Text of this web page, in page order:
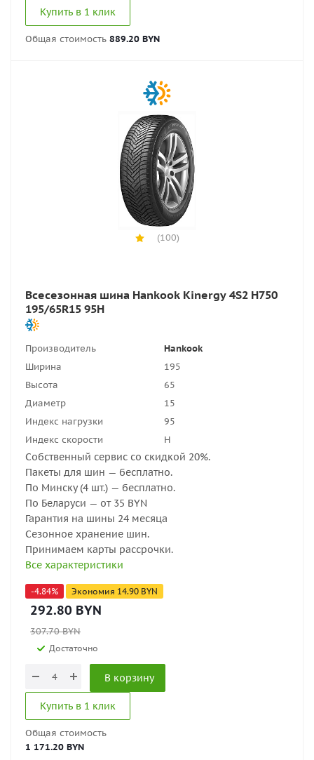
Купить в 1 клик
Общая стоимость 889.20 BYN
(100)
Всесезонная шина Hankook Kinergy 4S2 H750
195/65R15 95H
Производитель
Hankook
Ширина
195
Высота
65
Диаметр
15
Индекс нагрузки
95
Индекс скорости
H
Собственный сервис со скидкой 20%.
Пакеты для шин — бесплатно.
По Минску (4 шт.) — бесплатно.
По Беларуси — от 35 BYN
Гарантия на шины 24 месяца
Сезонное хранение шин.
Принимаем карты рассрочки.
Все характеристики
-4.84% Экономия 14.90 BYN
292.80 BYN
307.70BYN
Достаточно
В корзину
Купить в 1 клик
Общая стоимость
1 171.20 BYN